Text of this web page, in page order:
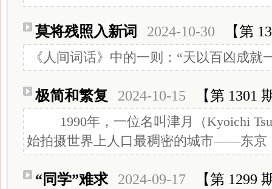
莫将残照入新词 2024-10-30 【第
《人间词话》中的一则：“天以百凶成就
极简和繁复 2024-10-15 【第 1301
1990年，一位名叫津月（Kyoichi
始拍摄世界上人口最稠密的城市——东京
“同学”难求 2024-09-17 【第 1299